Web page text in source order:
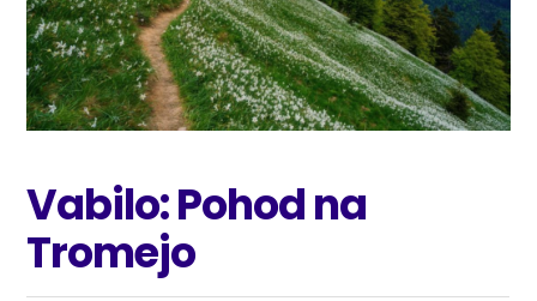
Vabilo: Pohod na
Tromejo